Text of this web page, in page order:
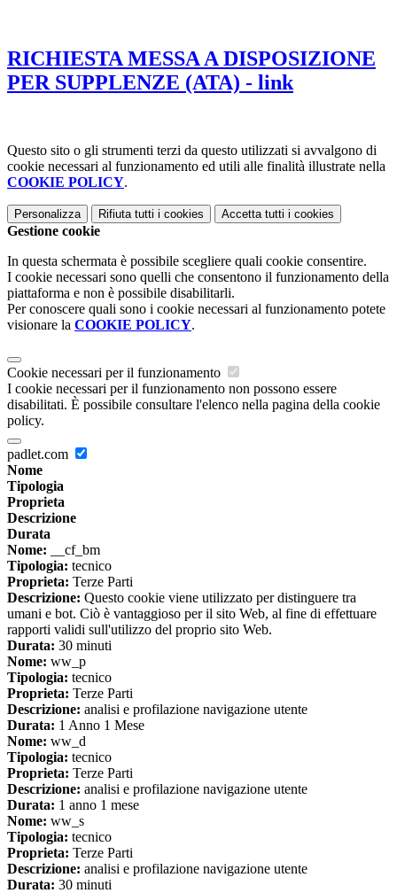
RICHIESTA MESSA A DISPOSIZIONE
PER SUPPLENZE (ATA) - link
Questo sito o gli strumenti terzi da questo utilizzati si avvalgono di
cookie necessari al funzionamento ed utili alle finalità illustrate nella
COOKIE POLICY.
Personalizza Rifiuta tutti i cookies Accetta tutti i cookies
Gestione cookie
In questa schermata è possibile scegliere quali cookie consentire.
I cookie necessari sono quelli che consentono il funzionamento della
piattaforma e non è possibile disabilitarli.
Per conoscere quali sono i cookie necessari al funzionamento potete
visionare la COOKIE POLICY.
Cookie necessari per il funzionamento
I cookie necessari per il funzionamento non possono essere
disabilitati. È possibile consultare l'elenco nella pagina della cookie
policy.
padlet.com
Nome
Tipologia
Proprieta
Descrizione
Durata
Nome: __cf_bm
Tipologia: tecnico
Proprieta: Terze Parti
Descrizione: Questo cookie viene utilizzato per distinguere tra
umani e bot. Ciò è vantaggioso per il sito Web, al fine di effettuare
rapporti validi sull'utilizzo del proprio sito Web.
Durata: 30 minuti
Nome: ww_p
Tipologia: tecnico
Proprieta: Terze Parti
Descrizione: analisi e profilazione navigazione utente
Durata: 1 Anno 1 Mese
Nome: ww_d
Tipologia: tecnico
Proprieta: Terze Parti
Descrizione: analisi e profilazione navigazione utente
Durata: 1 anno 1 mese
Nome: ww_s
Tipologia: tecnico
Proprieta: Terze Parti
Descrizione: analisi e profilazione navigazione utente
Durata: 30 minuti